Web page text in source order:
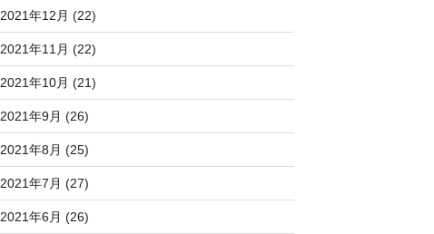
2021年12月 (22)
2021年11月 (22)
2021年10月 (21)
2021年9月 (26)
2021年8月 (25)
2021年7月 (27)
2021年6月 (26)